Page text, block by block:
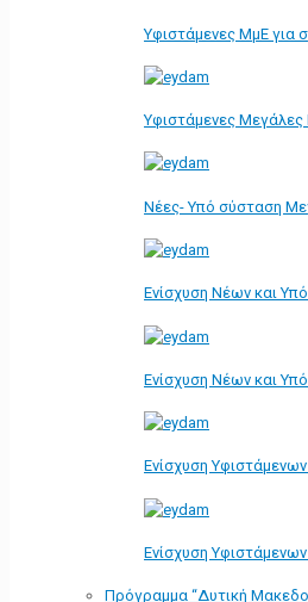
Υφιστάμενες ΜμΕ για
Υφιστάμενες Μεγάλες
Νέες- Υπό σύσταση
Ενίσχυση Νέων και
Ενίσχυση Νέων και
Ενίσχυση
Ενίσχυση
Πρόγραμμα “Δυτική